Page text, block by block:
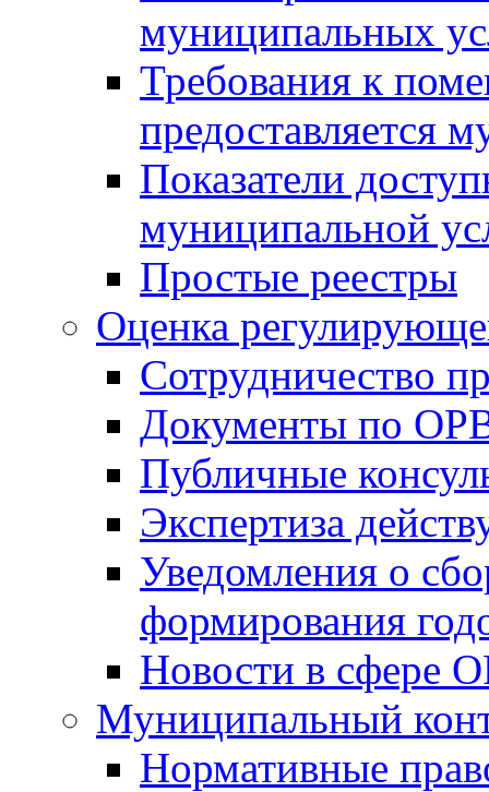
муниципальных
Требования к
предоставляется
Показатели
муниципальной
Простые реестры
Оценка
Сотрудничество
Документы по
Публичные
Экспертиза
Уведомления о
формирования
Новости в сфере
Муниципальный
Нормативные